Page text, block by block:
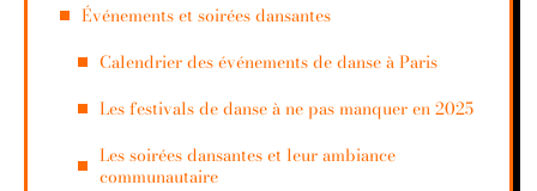
Événements et soirées dansantes
Calendrier des événements de danse à Paris
Les festivals de danse à ne pas manquer en 2025
Les soirées dansantes et leur ambiance
communautaire